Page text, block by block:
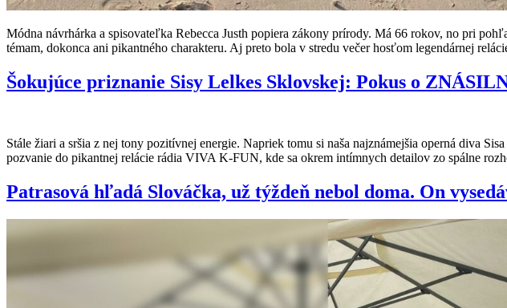
Módna návrhárka a spisovateľka Rebecca Justh popiera zákony prírody. Má 66 rokov, no pri
témam, dokonca ani pikantného charakteru. Aj preto bola v stredu večer hosťom legendárnej
Šokujúce priznanie Sisy Lelkes Sklovskej: Pokus o
Stále žiari a sršia z nej tony pozitívnej energie. Napriek tomu si naša najznámejšia operná diva
pozvanie do pikantnej relácie rádia VIVA K-FUN, kde sa okrem intímnych detailov zo spálne
Patrasová hľadá Slováčka, už týždeň nebol doma. On